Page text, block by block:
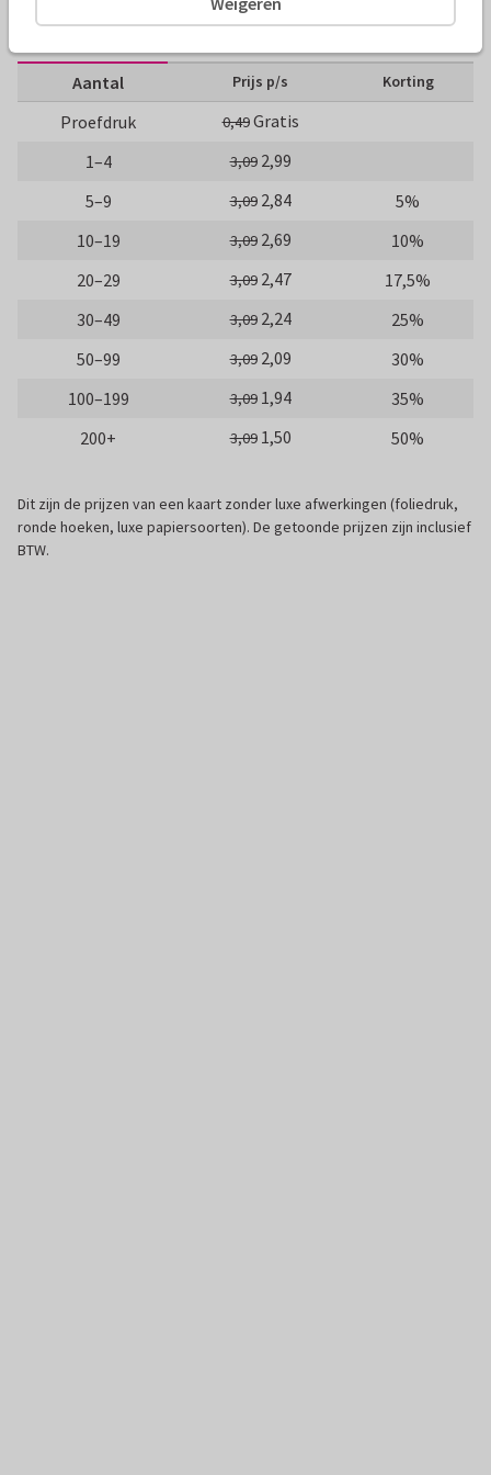
Aantal Prijs p/s Korting
Proefdruk 0,49Gratis
1–4
3,09 2,99
5–9
3,09 2,84
5%
10–19
3,09 2,69
10%
20–29
3,09 2,47
17,5%
30–49
3,09 2,24
25%
50–99
3,09 2,09
30%
100–199
3,09 1,94
35%
200+
3,09 1,50 50%
Dit zijn de prijzen van een kaart zonder luxe afwerkingen (foliedruk,
ronde hoeken, luxe papiersoorten). De getoonde prijzen zijn inclusief
BTW.